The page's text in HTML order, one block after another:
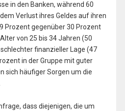
in den Banken, während 60
Verlust ihres Geldes auf ihren
Prozent gegenüber 30 Prozent
von 25 bis 34 Jahren (50
finanzieller Lage (47
in der Gruppe mit guter
sich häufiger Sorgen um die
dass diejenigen, die um